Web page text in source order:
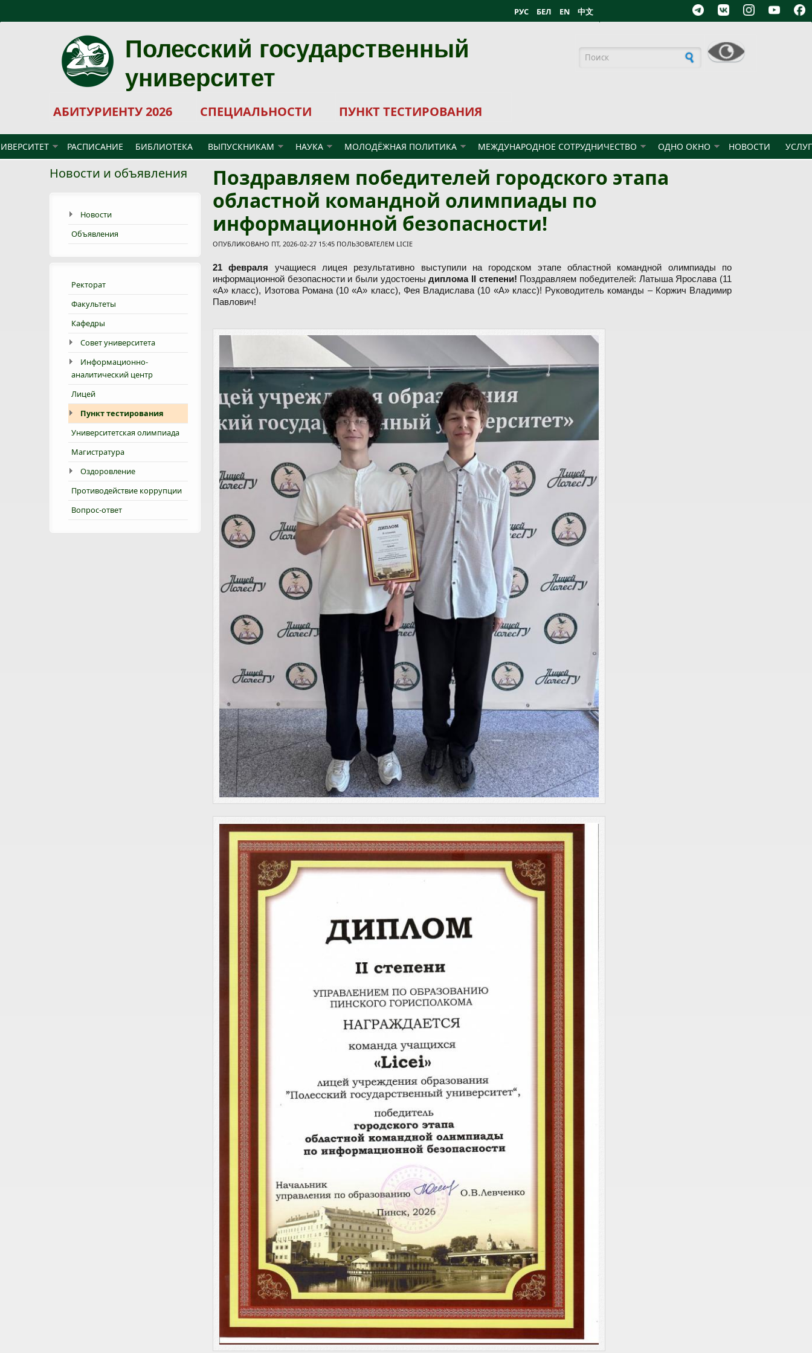
РУС БЕЛ EN 中文
Полесский государственный
университет
АБИТУРИЕНТУ 2026 СПЕЦИАЛЬНОСТИ ПУНКТ ТЕСТИРОВАНИЯ
РАСПИСАНИЕ БИБЛИОТЕКА ВЫПУСКНИКАМ НАУКА МОЛОДЁЖНАЯ ПОЛИТИКА МЕЖДУНАРОДНОЕ СОТРУДНИЧЕСТВО ОДНО ОКНО НОВОСТИ
Новости и объявления
Новости
Объявления
Ректорат
Факультеты
Кафедры
Совет университета
Информационно-
аналитический центр
Лицей
Пункт тестирования
Университетская олимпиада
Магистратура
Оздоровление
Противодействие коррупции
Вопрос-ответ
Поздравляем победителей городского этапа
областной командной олимпиады по
информационной безопасности!
ОПУБЛИКОВАНО ПТ, 2026-02-27 15:45 ПОЛЬЗОВАТЕЛЕМ LICIE
21 февраля учащиеся лицея результативно выступили на городском этапе областной командной олимпиады по
информационной безопасности и были удостоеныдиплома ІІ степени! Поздравляем победителей: Латыша Ярослава (11
«А» класс), Изотова Романа (10 «А» класс), Фея Владислава (10 «А» класс)! Руководитель команды – Коржич Владимир
Павлович!